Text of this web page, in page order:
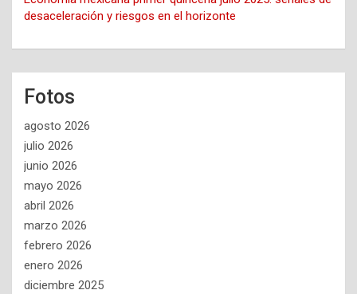
desaceleración y riesgos en el horizonte
Fotos
agosto 2026
julio 2026
junio 2026
mayo 2026
abril 2026
marzo 2026
febrero 2026
enero 2026
diciembre 2025